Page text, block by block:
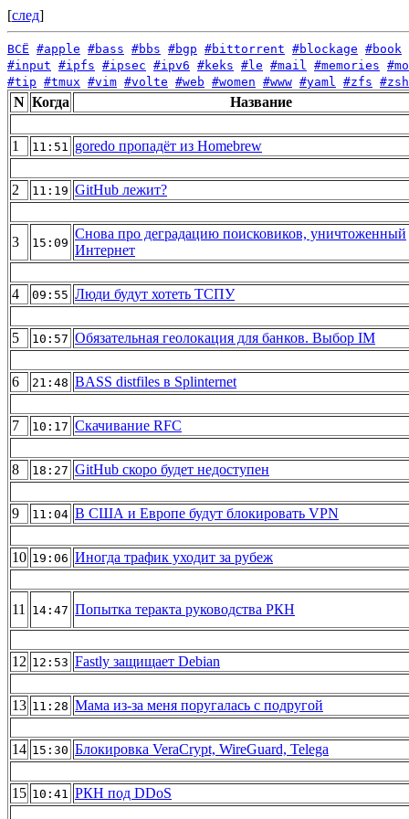
[след]
ВСЁ #apple #bass #bbs #bgp #bittorrent #blockage #book
#input #ipfs #ipsec #ipv6 #keks #le #mail #memories
#tip #tmux #vim #volte #web #women #www #yaml #zfs #zsh
N Когда Название
1 11:51 goredo пропадёт из Homebrew
2 11:19 GitHub лежит?
3 15:09
Снова про деградацию поисковиков, уничтоженный
Интернет
4 09:55 Люди будут хотеть ТСПУ
5 10:57 Обязательная геолокация для банков. Выбор IM
6 21:48 BASS distfiles в Splinternet
7 10:17 Скачивание RFC
8 18:27 GitHub скоро будет недоступен
9 11:04 В США и Европе будут блокировать VPN
10 19:06 Иногда трафик уходит за рубеж
11 14:47 Попытка теракта руководства РКН
12 12:53 Fastly защищает Debian
13 11:28 Мама из-за меня поругалась с подругой
14 15:30 Блокировка VeraCrypt, WireGuard, Telega
15 10:41 РКН под DDoS